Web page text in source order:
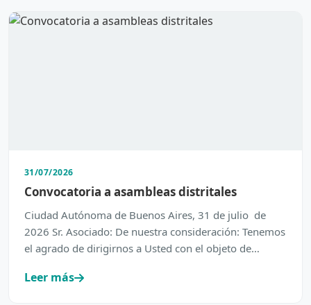
31/07/2026
Convocatoria a asambleas distritales
Ciudad Autónoma de Buenos Aires, 31 de julio de
2026 Sr. Asociado: De nuestra consideración: Tenemos
el agrado de dirigirnos a Usted con el objeto de
Leer más